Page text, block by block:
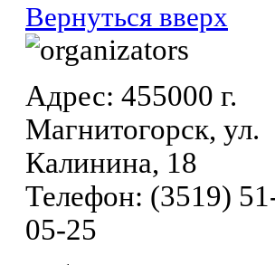
Вернуться вверх
Адрес: 455000 г.
Магнитогорск, ул.
Калинина, 18
Телефон: (3519)
05-25